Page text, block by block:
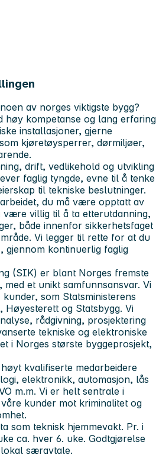
av norges viktigste bygg?
høy kompetanse og lang erfaring
installasjoner, gjerne
kjøretøysperrer, dørmiljøer,
drift, vedlikehold og utvikling
faglig tyngde, evne til å tenke
til tekniske beslutninger.
du må være opptatt av
være villig til å ta etterutdanning,
både innenfor sikkerhetsfaget
Vi legger til rette for at du
gjennom kontinuerlig faglig
(SIK) er blant Norges fremste
med et unikt samfunnsansvar. Vi
som Statsministerens
Høyesterett og Statsbygg. Vi
rådgivning, prosjektering
tekniske og elektroniske
i Norges største byggeprosjekt,
kvalifiserte medarbeidere
elektronikk, automasjon, lås
m.m. Vi er helt sentrale i
kunder mot kriminalitet og
som teknisk hjemmevakt. Pr. i
ca. hver 6. uke. Godtgjørelse
særavtale.